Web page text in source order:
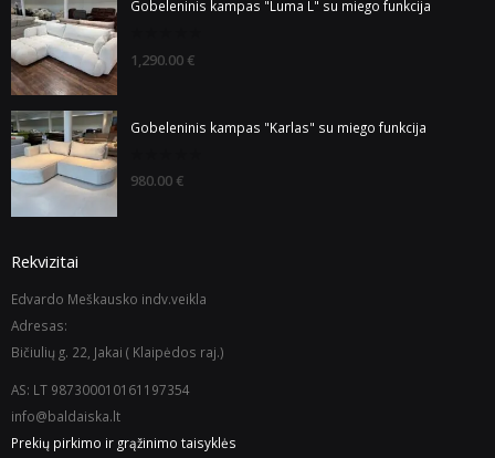
Gobeleninis kampas "Luma L" su miego funkcija
out
1,290.00 €
Gobeleninis kampas "Karlas" su miego funkcija
0
out
980.00 €
Rekvizitai
Edvardo Meškausko indv.veikla
Adresas:
Bičiulių g. 22, Jakai ( Klaipėdos raj.)
AS: LT 987300010161197354
info@baldaiska.lt
Prekių pirkimo ir grąžinimo taisyklės